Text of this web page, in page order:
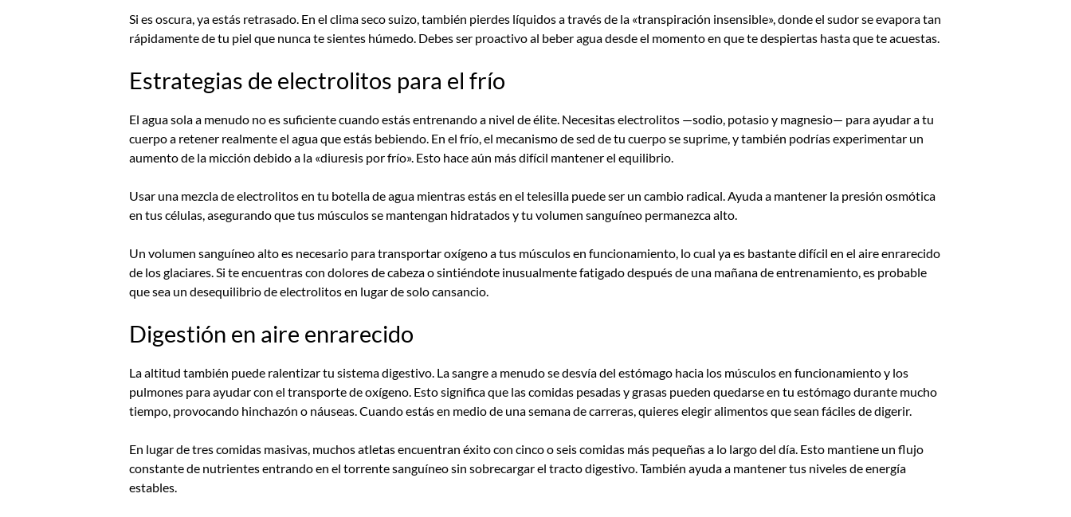
Si es oscura, ya estás retrasado. En el clima seco suizo, también pierdes líquidos a través de la «transpiración insensible», donde el sudor se evapora tan
rápidamente de tu piel que nunca te sientes húmedo. Debes ser proactivo al beber agua desde el momento en que te despiertas hasta que te acuestas.
Estrategias de electrolitos para el frío
El agua sola a menudo no es suficiente cuando estás entrenando a nivel de élite. Necesitas electrolitos —sodio, potasio y magnesio— para ayudar a tu
cuerpo a retener realmente el agua que estás bebiendo. En el frío, el mecanismo de sed de tu cuerpo se suprime, y también podrías experimentar un
aumento de la micción debido a la «diuresis por frío». Esto hace aún más difícil mantener el equilibrio.
Usar una mezcla de electrolitos en tu botella de agua mientras estás en el telesilla puede ser un cambio radical. Ayuda a mantener la presión osmótica
en tus células, asegurando que tus músculos se mantengan hidratados y tu volumen sanguíneo permanezca alto.
Un volumen sanguíneo alto es necesario para transportar oxígeno a tus músculos en funcionamiento, lo cual ya es bastante difícil en el aire enrarecido
de los glaciares. Si te encuentras con dolores de cabeza o sintiéndote inusualmente fatigado después de una mañana de entrenamiento, es probable
que sea un desequilibrio de electrolitos en lugar de solo cansancio.
Digestión en aire enrarecido
La altitud también puede ralentizar tu sistema digestivo. La sangre a menudo se desvía del estómago hacia los músculos en funcionamiento y los
pulmones para ayudar con el transporte de oxígeno. Esto significa que las comidas pesadas y grasas pueden quedarse en tu estómago durante mucho
tiempo, provocando hinchazón o náuseas. Cuando estás en medio de una semana de carreras, quieres elegir alimentos que sean fáciles de digerir.
En lugar de tres comidas masivas, muchos atletas encuentran éxito con cinco o seis comidas más pequeñas a lo largo del día. Esto mantiene un flujo
constante de nutrientes entrando en el torrente sanguíneo sin sobrecargar el tracto digestivo. También ayuda a mantener tus niveles de energía
estables.